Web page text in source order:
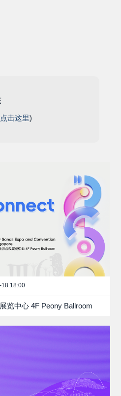
击这里)
18:00
览中心 4F Peony Ballroom